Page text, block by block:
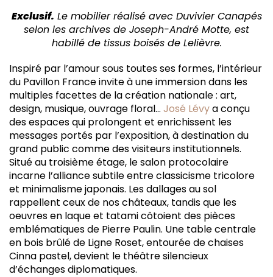
Exclusif. Le mobilier réalisé avec Duvivier Canapés
selon les archives de Joseph-André Motte, est
habillé de tissus boisés de Lelièvre.
Inspiré par l’amour sous toutes ses formes, l’intérieur
du Pavillon France invite à une immersion dans les
multiples facettes de la création nationale : art,
design, musique, ouvrage floral… José Lévya conçu
des espaces qui prolongent et enrichissent les
messages portés par l’exposition, à destination du
grand public comme des visiteurs institutionnels.
Situé au troisième étage, le salon protocolaire
incarne l’alliance subtile entre classicisme tricolore
et minimalisme japonais. Les dallages au sol
rappellent ceux de nos châteaux, tandis que les
oeuvres en laque et tatami côtoient des pièces
emblématiques de Pierre Paulin. Une table centrale
en bois brûlé de Ligne Roset, entourée de chaises
Cinna pastel, devient le théâtre silencieux
d’échanges diplomatiques.